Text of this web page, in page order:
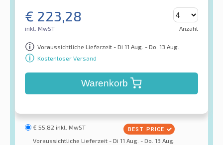
€ 223,28
inkl. MwST Anzahl
Voraussichtliche Lieferzeit - Di 11 Aug. - Do. 13 Aug.
Kostenloser Versand
Warenkorb
€ 55,82 inkl. MwST
Voraussichtliche Lieferzeit - Di 11 Aug. - Do. 13 Aug.